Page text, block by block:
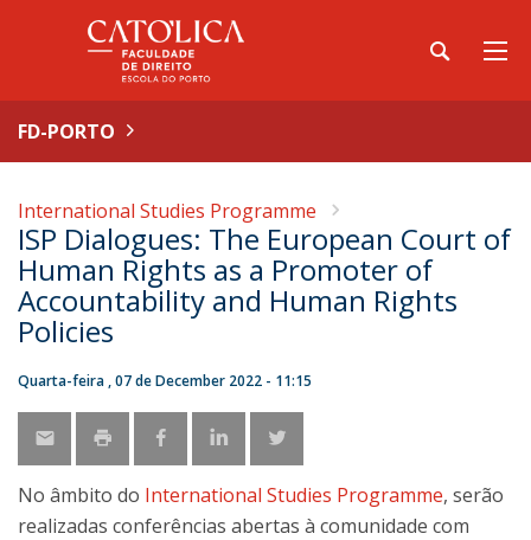
FD-PORTO
International Studies Programme
ISP Dialogues: The European Court of
Human Rights as a Promoter of
Accountability and Human Rights
Policies
Quarta-feira , 07 de December 2022 - 11:15
No âmbito do International Studies Programme, serão
realizadas conferências abertas à comunidade com